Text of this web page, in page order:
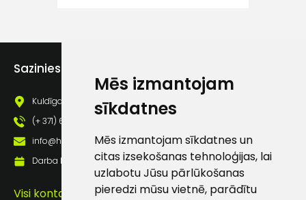
Mēs izmantojam
sīkdatnes
Mēs izmantojam sīkdatnes un
citas izsekošanas tehnoloģijas, lai
uzlabotu Jūsu pārlūkošanas
pieredzi mūsu vietnē, parādītu
Sazinies ar mums
Kuldīgas iela 69a, Saldus, Saldus nov., LV - 3801
(+ 371) 63 881 186
info@hards.lv
Darba laiks: Darbadienās: 8:00 - 17:00
Visi kontakti
(+371) 63 881
186
info@hards.lv